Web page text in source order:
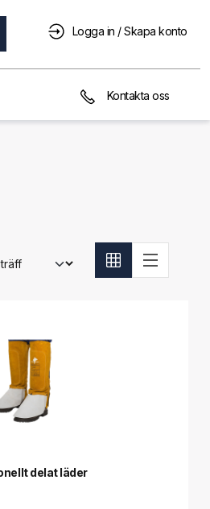
Logga in / Skapa konto
Kontakta oss
delat läder